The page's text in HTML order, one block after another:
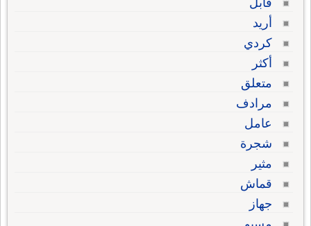
أريد
كردي
أكثر
متعلق
مرادف
عامل
شجرة
مثير
قماش
جهاز